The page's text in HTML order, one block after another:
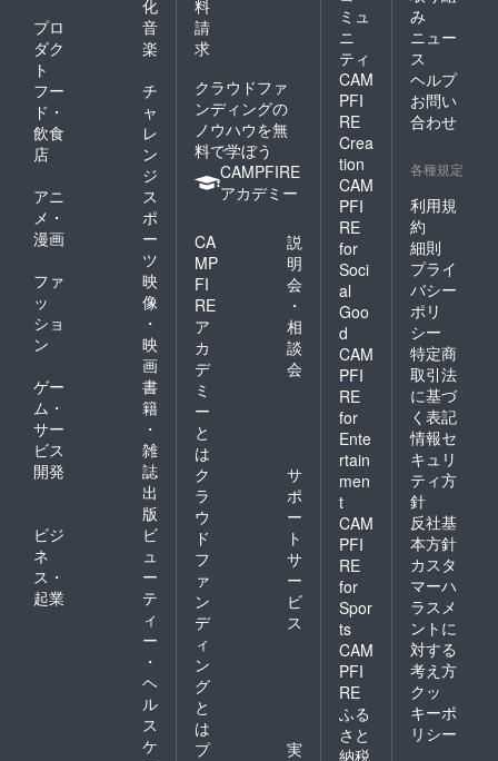
化
プロ
ダク
ト
音
楽
フー
ド・
飲食
店
チ
ャ
レ
ン
ジ
アニ
メ・
漫画
ス
ポ
ー
ツ
ファ
ッ
ショ
ン
映
像
・
映
画
ゲー
ム・
サー
ビス
開発
書
籍
・
雑
誌
出
版
ビジ
ネ
ス・
起業
ビ
ュ
ー
テ
ィ
ー
・
ヘ
ル
ス
ケ
料
請
求
クラウドファ
ンディングの
ノウハウを無
料で学ぼう
CAMPFIRE
アカデミー
CA
MP
FI
RE
ア
カ
デ
ミ
ー
と
は
説
明
会
・
相
談
会
ク
ラ
ウ
ド
フ
ァ
ン
デ
ィ
ン
グ
と
は
サ
ポ
ー
ト
サ
ー
ビ
ス
プ
実
ミュ
ニ
ティ
CAM
PFI
RE
Crea
tion
CAM
PFI
RE
for
Soci
al
Goo
d
CAM
PFI
RE
for
Ente
rtain
men
t
CAM
PFI
RE
for
Spor
ts
CAM
PFI
RE
ふる
さと
納税
み
ニュー
ス
ヘルプ
お問い
合わせ
各種規定
利用規
約
細則
プライ
バシー
ポリ
シー
特定商
取引法
に基づ
く表記
情報セ
キュリ
ティ方
針
反社基
本方針
カスタ
マーハ
ラスメ
ントに
対する
考え方
クッ
キーポ
リシー